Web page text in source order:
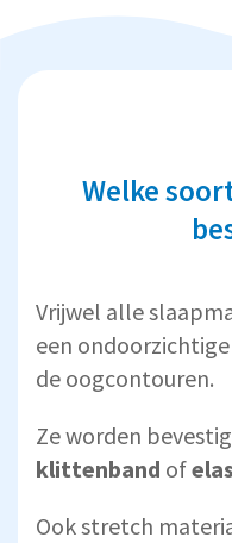
Welke
Vrijwel alle
een
de oogcontouren.
Ze worden
klittenband of
Ook stretch